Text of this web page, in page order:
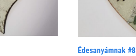
Édesanyámnak #8